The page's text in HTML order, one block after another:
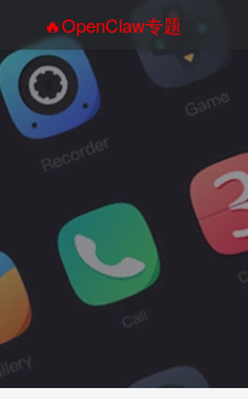
🔥OpenClaw专题